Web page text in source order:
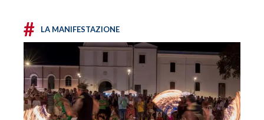
# LA MANIFESTAZIONE